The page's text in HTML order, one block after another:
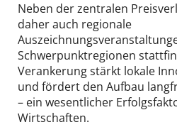
Neben der zentralen
daher auch regionale
Schwerpunktregionen
Verankerung stärkt lokale
und fördert den Aufbau
– ein wesentlicher
Wirtschaften.